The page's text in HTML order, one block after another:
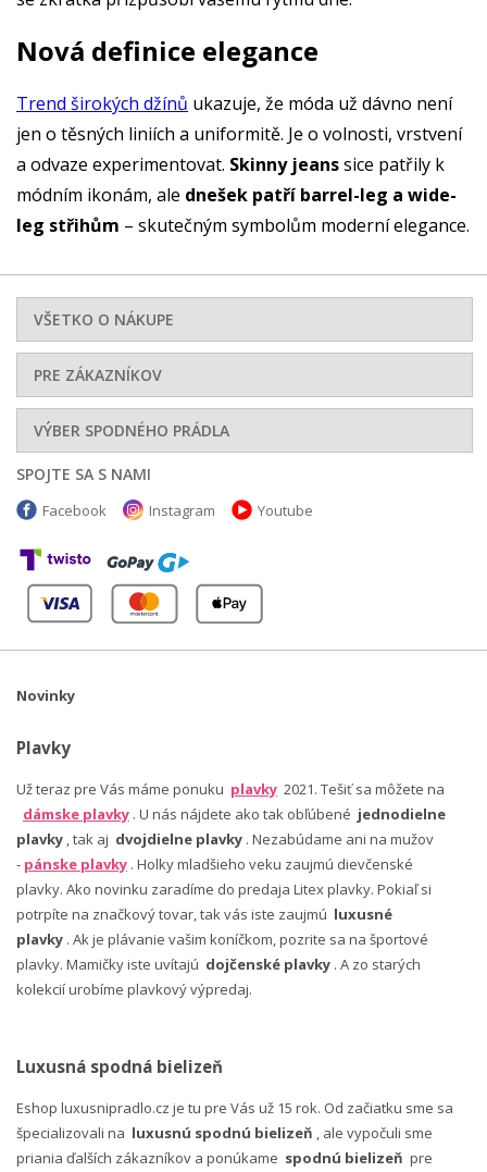
Nová definice elegance
Trend širokých džínů ukazuje, že móda už dávno není
jen o těsných liniích a uniformitě. Je o volnosti, vrstvení
a odvaze experimentovat. Skinny jeanssice patřily k
módním ikonám, ale dnešek patří barrel-leg a wide-
leg střihům – skutečným symbolům moderní elegance.
VŠETKO O NÁKUPE
PRE ZÁKAZNÍKOV
VÝBER SPODNÉHO PRÁDLA
SPOJTE SA S NAMI
Facebook Instagram Youtube
Novinky
Plavky
Už teraz pre Vás máme ponuku plavky 2021. Tešiť sa môžete na
dámske plavky . U nás nájdete ako tak obľúbené jednodielne
plavky , tak aj dvojdielne plavky . Nezabúdame ani na mužov
- pánske plavky . Holky mladšieho veku zaujmú dievčenské
plavky. Ako novinku zaradíme do predaja Litex plavky. Pokiaľ si
potrpíte na značkový tovar, tak vás iste zaujmú luxusné
plavky . Ak je plávanie vašim koníčkom, pozrite sa na športové
plavky. Mamičky iste uvítajú dojčenské plavky . A zo starých
kolekcií urobíme plavkový výpredaj.
Luxusná spodná bielizeň
Eshop luxusnipradlo.cz je tu pre Vás už 15 rok. Od začiatku sme sa
špecializovali na luxusnú spodnú bielizeň , ale vypočuli sme
priania ďalších zákazníkov a ponúkame spodnú bielizeň pre